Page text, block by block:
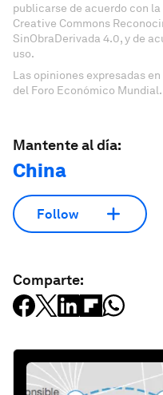
publicarse de acuerdo con
Creative Commons
SinObraDerivada 4.0, y de
uso.
Las opiniones expresadas
del Foro Económico Mundial.
Mantente al día:
China
Follow
Comparte: